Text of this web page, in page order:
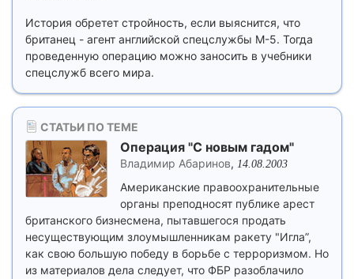
История обретет стройность, если выяснится, что
британец - агент английской спецслужбы М-5. Тогда
проведенную операцию можно заносить в учебники
спецслужб всего мира.
СТАТЬИ ПО ТЕМЕ
Операция "С новым гадом"
Владимир Абаринов, 14.08.2003
Американские правоохранительные
органы преподносят публике арест
британского бизнесмена, пытавшегося продать
несуществующим злоумышленникам ракету "Игла”,
как свою большую победу в борьбе с терроризмом. Но
из материалов дела следует, что ФБР разоблачило